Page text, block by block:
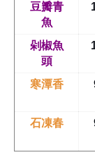
豆瓣青
魚
剁椒魚
頭
寒潭香
石凍春